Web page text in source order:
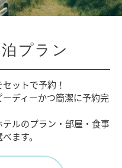
プラン
ットで予約！
ーディーかつ簡潔に予約完
テルのプラン・部屋・食事
ます。